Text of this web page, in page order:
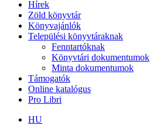
Hírek
Zöld könyvtár
Könyvajánlók
Települési könyvtáraknak
Fenntartóknak
Könyvtári dokumentumok
Minta dokumentumok
Támogatók
Online katalógus
Pro Libri
HU